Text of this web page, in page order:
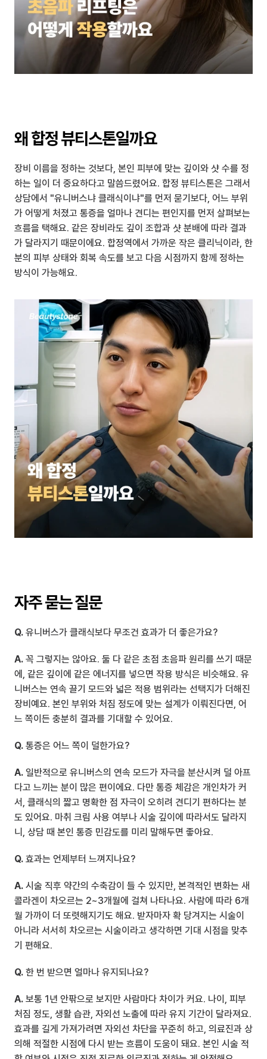
왜 합정 뷰티스톤일까요
장비 이름을 정하는 것보다, 본인 피부에 맞는 깊이와 샷 수를 정
하는 일이 더 중요하다고 말씀드렸어요. 합정 뷰티스톤은 그래서
상담에서 "유니버스냐 클래식이냐"를 먼저 묻기보다, 어느 부위
가 어떻게 처졌고 통증을 얼마나 견디는 편인지를 먼저 살펴보는
흐름을 택해요. 같은 장비라도 깊이 조합과 샷 분배에 따라 결과
가 달라지기 때문이에요. 합정역에서 가까운 작은 클리닉이라, 한
분의 피부 상태와 회복 속도를 보고 다음 시점까지 함께 정하는
방식이 가능해요.
자주 묻는 질문
Q. 유니버스가 클래식보다 무조건 효과가 더 좋은가요?
A. 꼭 그렇지는 않아요. 둘 다 같은 초점 초음파 원리를 쓰기 때문
에, 같은 깊이에 같은 에너지를 넣으면 작용 방식은 비슷해요. 유
니버스는 연속 끌기 모드와 넓은 적용 범위라는 선택지가 더해진
장비예요. 본인 부위와 처짐 정도에 맞는 설계가 이뤄진다면, 어
느 쪽이든 충분히 결과를 기대할 수 있어요.
Q. 통증은 어느 쪽이 덜한가요?
A. 일반적으로 유니버스의 연속 모드가 자극을 분산시켜 덜 아프
다고 느끼는 분이 많은 편이에요. 다만 통증 체감은 개인차가 커
서, 클래식의 짧고 명확한 점 자극이 오히려 견디기 편하다는 분
도 있어요. 마취 크림 사용 여부나 시술 깊이에 따라서도 달라지
니, 상담 때 본인 통증 민감도를 미리 말해두면 좋아요.
Q. 효과는 언제부터 느껴지나요?
A. 시술 직후 약간의 수축감이 들 수 있지만, 본격적인 변화는 새
콜라겐이 차오르는 2~3개월에 걸쳐 나타나요. 사람에 따라 6개
월 가까이 더 또렷해지기도 해요. 받자마자 확 당겨지는 시술이
아니라 서서히 차오르는 시술이라고 생각하면 기대 시점을 맞추
기 편해요.
Q. 한 번 받으면 얼마나 유지되나요?
A. 보통 1년 안팎으로 보지만 사람마다 차이가 커요. 나이, 피부
처짐 정도, 생활 습관, 자외선 노출에 따라 유지 기간이 달라져요.
효과를 길게 가져가려면 자외선 차단을 꾸준히 하고, 의료진과 상
의해 적절한 시점에 다시 받는 흐름이 도움이 돼요. 본인 시술 적